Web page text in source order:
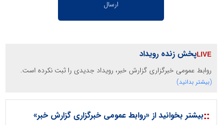
پخش زنده رویداد
روابط عمومی خبرگزاری گزارش خبر، رویداد جدیدی را ثبت نکرده است.
(بیشتر بدانید)
::بیشتر بخوانید از «روابط عمومی خبرگزاری گزارش خبر»